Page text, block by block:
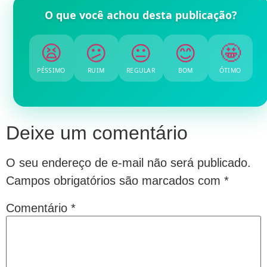
O que você achou desta publicação?
😫
PÉSSIMO
😕
RUIM
😐
REGULAR
😊
BOM
🤩
ÓTIMO
Deixe um comentário
O seu endereço de e-mail não será publicado.
Campos obrigatórios são marcados com *
Comentário *